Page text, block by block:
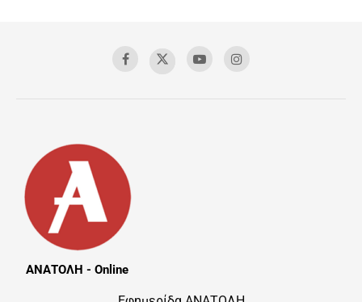
ΑΝΑΤΟΛΗ - Online